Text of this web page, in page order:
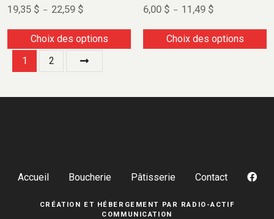
19,35 $ – 22,59 $
Choix des options
6,00 $ – 11,49 $
Choix des options
1
2
Accueil Boucherie Pâtisserie Contact
CRÉATION ET HÉBERGEMENT PAR RADIO-ACTIF
COMMUNICATION